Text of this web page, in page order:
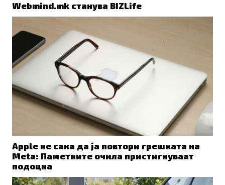
Webmind.mk станува BIZLife
Apple не сака да ја повтори грешката на
Meta: Паметните очила пристигнуваат
подоцна